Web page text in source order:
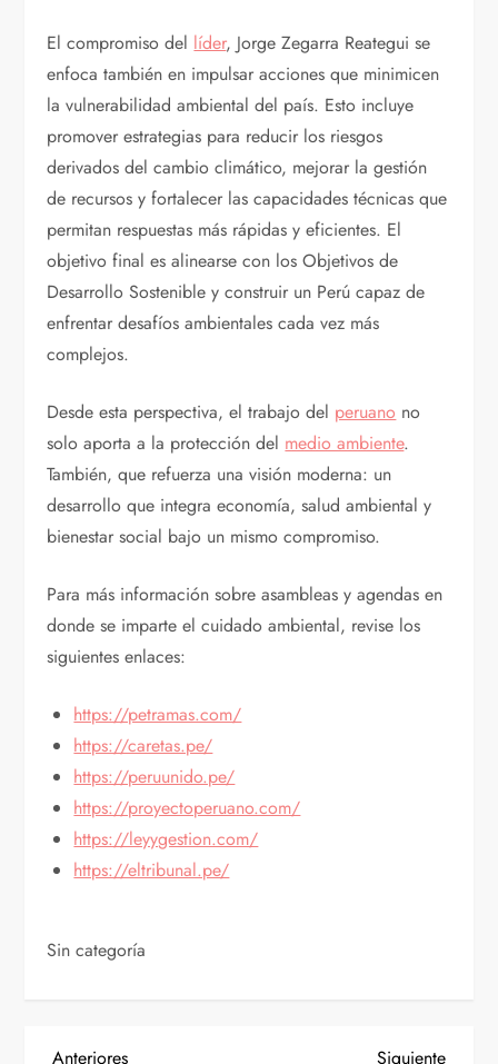
El compromiso del líder, Jorge Zegarra Reategui se
enfoca también en impulsar acciones que minimicen
la vulnerabilidad ambiental del país. Esto incluye
promover estrategias para reducir los riesgos
derivados del cambio climático, mejorar la gestión
de recursos y fortalecer las capacidades técnicas que
permitan respuestas más rápidas y eficientes. El
objetivo final es alinearse con los Objetivos de
Desarrollo Sostenible y construir un Perú capaz de
enfrentar desafíos ambientales cada vez más
complejos.
Desde esta perspectiva, el trabajo del peruano no
solo aporta a la protección del medio ambiente.
También, que refuerza una visión moderna: un
desarrollo que integra economía, salud ambiental y
bienestar social bajo un mismo compromiso.
Para más información sobre asambleas y agendas en
donde se imparte el cuidado ambiental, revise los
siguientes enlaces:
https://petramas.com/
https://caretas.pe/
https://peruunido.pe/
https://proyectoperuano.com/
https://leyygestion.com/
https://eltribunal.pe/
Sin categoría
Entrada
Anteriores Siguiente